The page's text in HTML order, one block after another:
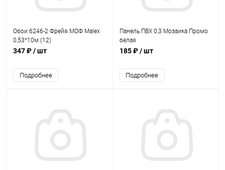
Обои 6246-2 Фрейя МОФ Malex
0,53*10м (12)
347 ₽/ шт
Подробнее
Панель ПВХ 0,3 Мозаика Промо
белая
185 ₽/ шт
Подробнее